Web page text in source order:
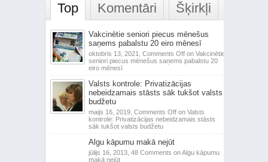
Top Komentāri Šķirkļi
Vakcinētie seniori piecus mēnešus
saņems pabalstu 20 eiro mēnesī
oktobris 13, 2021, Comments Offon Vakcinētie
seniori piecus mēnešus saņems pabalstu 20
eiro mēnesī
Valsts kontrole: Privatizācijas
nebeidzamais stāsts sāk tukšot valsts
budžetu
maijs 16, 2019, Comments Offon Valsts
kontrole: Privatizācijas nebeidzamais stāsts
sāk tukšot valsts budžetu
Algu kāpumu makā nejūt
jūlijs 16, 2013, 48 Comments on Algu kāpumu
makā nejūt